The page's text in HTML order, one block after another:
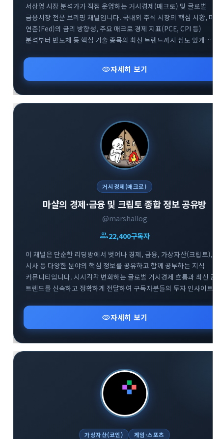
서상영 시장 분석가가 직접 운영하는 거시경제(매크로) 및 글로벌
금융시장 전문 브리핑 채널입니다. 국내외 주식 시장의 핵심 시황, 미
연준(Fed)의 금리 방향성, 주요 매크로 경제 지표(PCE, CPI 등)
분석부터 반도체 등 핵심 기술 종목의 최신 트렌드까지 심도 있게
지혜롭게 대처할 수 있도록 차별화된 통찰을 제공합니다.
visibility자세히 보기
거시경제(매크로)
마샬의 경제·금융 및 크립토 종합 정보 공유방
@marshallog
group22,400구독자
이 채널은 단순한 리딩방에서 벗어나 경제, 금융, 가상자산(크립토),
시사 등 다양한 분야의 핵심 정보를 공유하고 함께 공부하는 지식
커뮤니티입니다. 시시각각 변화하는 글로벌 거시경제 흐름과 최신 금
트렌드를 신속하고 정확하게 전달하여 구독자분들의 투자 인사이트
기반으로 유익한 정보를 나누며 함께 성장하는 것을 지향합니다.
다방면의 깊이 있는 트렌드 분석을 통해 스마트한 의사결정을 내리고
하는 분들에게 최적의 공간입니다.
visibility자세히 보기
가상자산(코인) 게임·스포츠